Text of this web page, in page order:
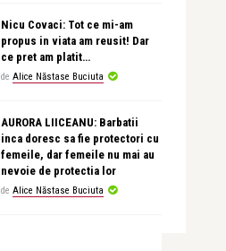
Nicu Covaci: Tot ce mi-am
propus in viata am reusit! Dar
ce pret am platit…
de Alice Năstase Buciuta
AURORA LIICEANU: Barbatii
inca doresc sa fie protectori cu
femeile, dar femeile nu mai au
nevoie de protectia lor
de Alice Năstase Buciuta